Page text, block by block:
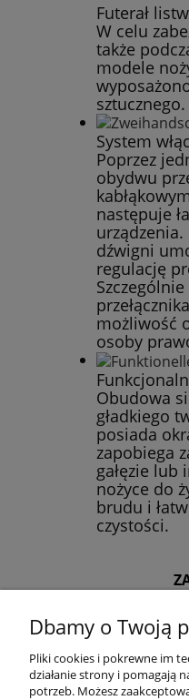
Futerał
W celu
także
modele
sztucznego.
System
Poprzez
obydwu
następuje
dźwigni
regulację
możliwość
osoby
Obudowa
gładkiego
posiada
zapobiega
gałęzie lub
nożyce do
brudu i
czystości.
Dbamy o Twoją
Pliki cookies i pokrewne im
działanie strony i pomagają
potrzeb. Możesz